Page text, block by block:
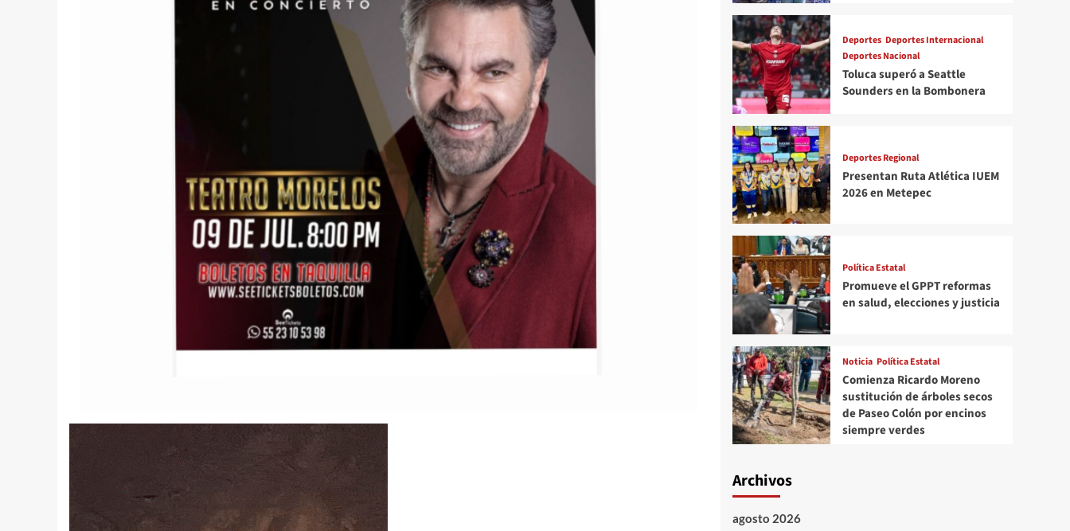
Deportes Deportes Internacional
Deportes Nacional
Toluca superó a Seattle
Sounders en la Bombonera
Deportes Regional
Presentan Ruta Atlética IUEM
2026 en Metepec
Política Estatal
Promueve el GPPT reformas
en salud, elecciones y justicia
Noticia Política Estatal
Comienza Ricardo Moreno
sustitución de árboles secos
de Paseo Colón por encinos
siempre verdes
Archivos
agosto 2026